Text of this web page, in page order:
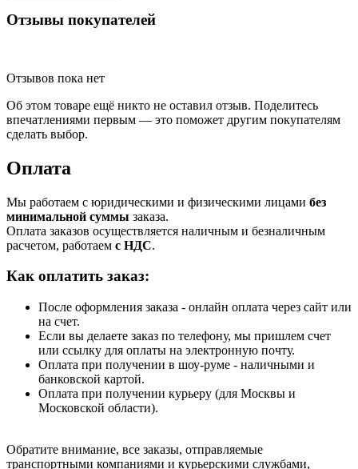
Отзывы покупателей
Отзывов пока нет
Об этом товаре ещё никто не оставил отзыв. Поделитесь
впечатлениями первым — это поможет другим покупателям
сделать выбор.
Оплата
Мы работаем с юридическими и физическими лицами без
минимальной суммы заказа.
Оплата заказов осуществляется наличным и безналичным
расчетом, работаем с НДС.
Как оплатить заказ:
После оформления заказа - онлайн оплата через сайт или
на счет.
Если вы делаете заказ по телефону, мы пришлем счет
или ссылку для оплаты на электронную почту.
Оплата при получении в шоу-руме - наличными и
банковской картой.
Оплата при получении курьеру (для Москвы и
Московской области).
Обратите внимание, все заказы, отправляемые
транспортными компаниями и курьерскими службами,